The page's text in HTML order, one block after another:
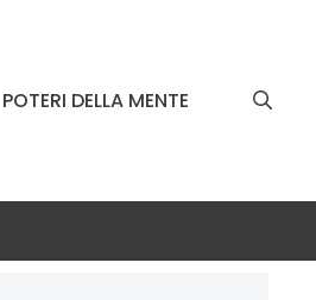
POTERI DELLA MENTE